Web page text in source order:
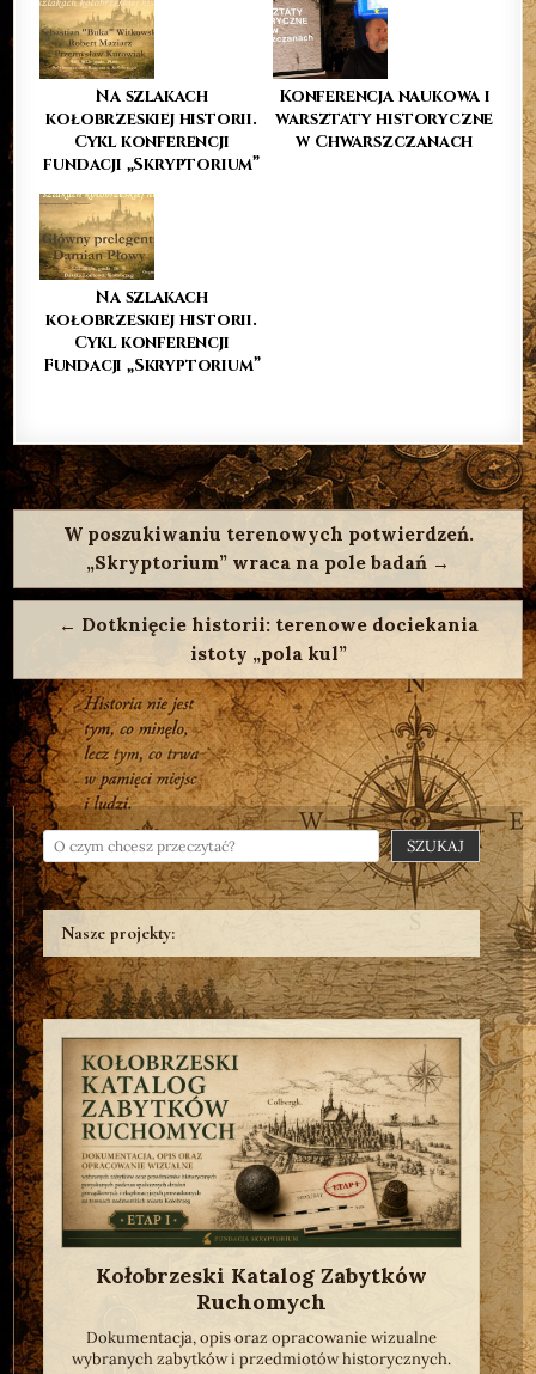
Na szlakach
kołobrzeskiej historii.
Cykl konferencji
fundacji „Skryptorium”
Konferencja naukowa i
warsztaty historyczne
w Chwarszczanach
Na szlakach
kołobrzeskiej historii.
Cykl konferencji
Fundacji „Skryptorium”
Nawigacja
wpisu
W poszukiwaniu terenowych potwierdzeń.
„Skryptorium” wraca na pole badań →
← Dotknięcie historii: terenowe dociekania
istoty „pola kul”
SZUKAJ
Nasze projekty:
Kołobrzeski Katalog Zabytków
Ruchomych
Dokumentacja, opis oraz opracowanie wizualne
wybranych zabytków i przedmiotów historycznych.